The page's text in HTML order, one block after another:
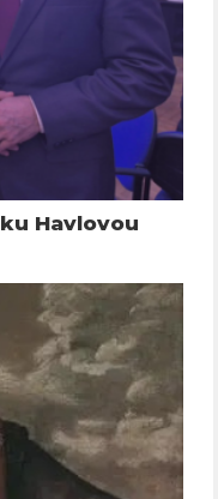
Havlovou